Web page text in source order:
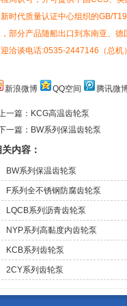
时代质量认证中心组织的GB/
部分产品随船出口到东南亚、德
洽谈电话:0535-2447146（总机）
新浪微博 QQ空间 腾讯微
一篇： KCG高温齿轮泵
一篇： BW系列保温齿轮泵
内容：
BW系列保温齿轮泵
F系列全不锈钢防腐齿轮泵
LQCB系列沥青齿轮泵
NYP系列高黏度内齿轮泵
KCB系列齿轮泵
2CY系列齿轮泵